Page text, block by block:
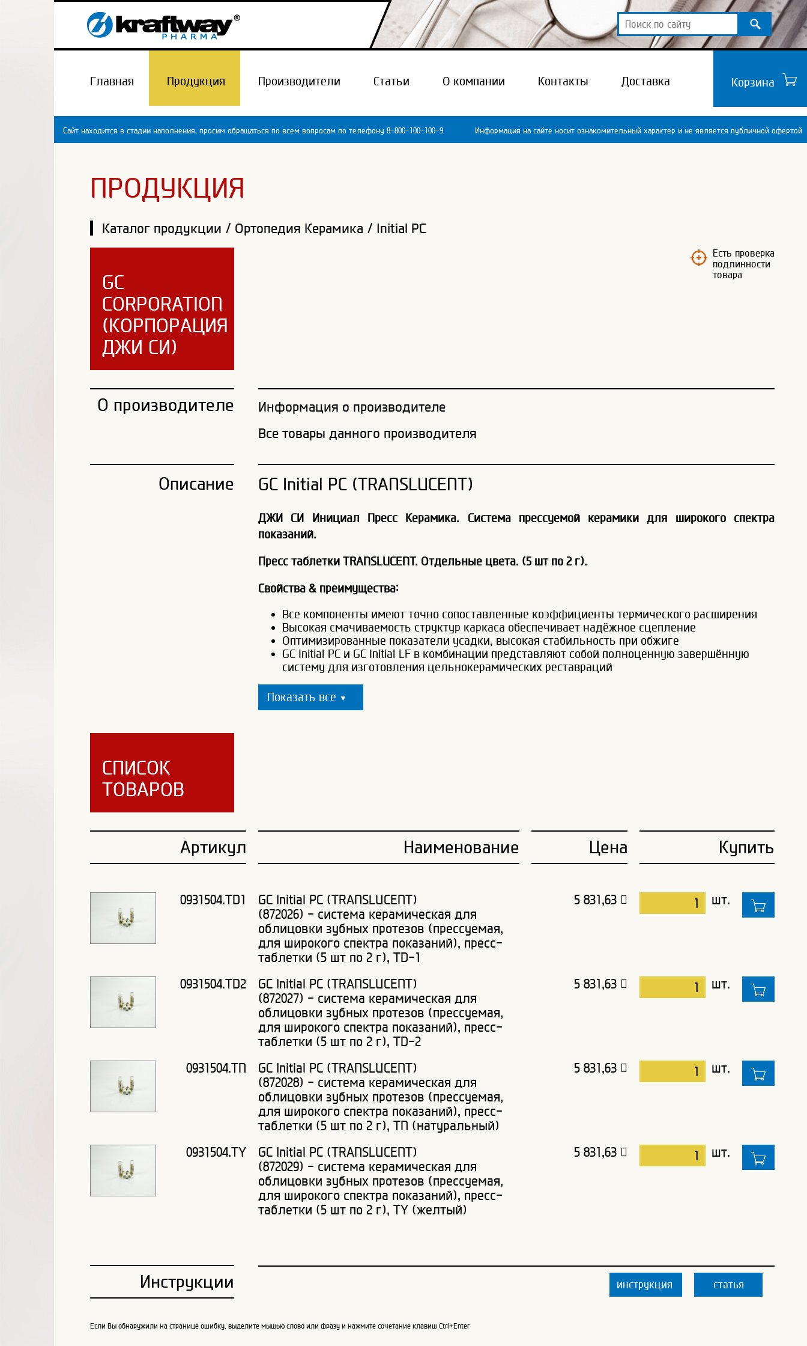
Главная Продукция Производители Статьи О компании Контакты Доставка Корзина
Сайт находится в стадии наполнения, просим обращаться по всем вопросам по телефону 8-800-100-100-9 Информация на сайте носит ознакомительный характер и не является публичной офертой
ПРОДУКЦИЯ
Каталог продукции / Ортопедия Керамика / Initial PC
GC
CORPORATION
(КОРПОРАЦИЯ
ДЖИ СИ)
Есть проверка
подлинности
товара
О производителе
Информация о производителе
Все товары данного производителя
Описание GC Initial PC (TRANSLUCENT)
ДЖИ СИ Инициал Пресс Керамика. Система прессуемой керамики для широкого спектра
показаний.
Пресс таблетки TRANSLUCENT. Отдельные цвета. (5 шт по 2 г).
Свойства & преимущества:
Все компоненты имеют точно сопоставленные коэффициенты термического расширения
Высокая смачиваемость структур каркаса обеспечивает надёжное сцепление
Оптимизированные показатели усадки, высокая стабильность при обжиге
GC Initial PC и GC Initial LF в комбинации представляют собой полноценную завершённую
систему для изготовления цельнокерамических реставраций
Показать все ▼
СПИСОК
ТОВАРОВ
Артикул Наименование Цена Купить
0931504.TD1
GC Initial PC (TRANSLUCENT)
(872026) - система керамическая для
облицовки зубных протезов (прессуемая,
для широкого спектра показаний), пресс-
таблетки (5 шт по 2 г), TD-1
5 831,63 шт.
0931504.TD2
GC Initial PC (TRANSLUCENT)
(872027) - система керамическая для
облицовки зубных протезов (прессуемая,
для широкого спектра показаний), пресс-
таблетки (5 шт по 2 г), TD-2
5 831,63 шт.
0931504.TN
GC Initial PC (TRANSLUCENT)
(872028) - система керамическая для
облицовки зубных протезов (прессуемая,
для широкого спектра показаний), пресс-
таблетки (5 шт по 2 г), TN (натуральный)
5 831,63 шт.
0931504.TY
GC Initial PC (TRANSLUCENT)
(872029) - система керамическая для
облицовки зубных протезов (прессуемая,
для широкого спектра показаний), пресс-
таблетки (5 шт по 2 г), TY (желтый)
5 831,63 шт.
Инструкции инструкция статья
Если Вы обнаружили на странице ошибку, выделите мышью слово или фразу и нажмите сочетание клавиш Ctrl+Enter